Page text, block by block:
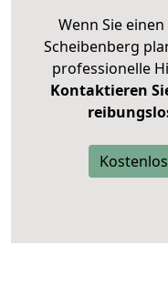
Wenn Sie
Scheibenberg
professionelle
Kontaktieren